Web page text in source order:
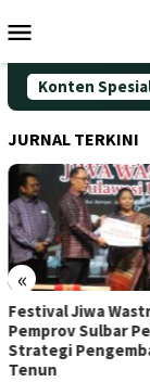
ke
Mobile
Konten
ke-25 dengan
JURNAL TERKINI
«
Festival Jiwa
Pemprov Sulbar
Strategi
Tenun